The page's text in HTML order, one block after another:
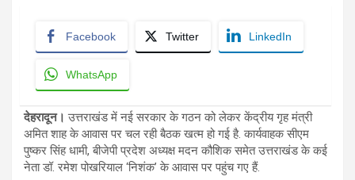
Facebook Twitter LinkedIn
WhatsApp
देहरादून। उत्तराखंड में नई सरकार के गठन को लेकर केंद्रीय गृह मंत्री
अमित शाह के आवास पर चल रही बैठक खत्म हो गई है. कार्यवाहक सीएम
पुष्कर सिंह धामी, बीजेपी प्रदेश अध्यक्ष मदन कौशिक समेत उत्तराखंड के कई
नेता डॉ. रमेश पोखरियाल ‘निशंक’ के आवास पर पहुंच गए हैं.